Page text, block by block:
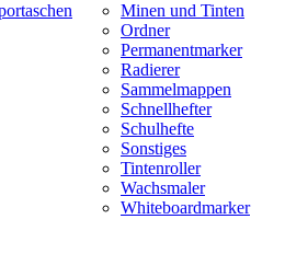
Minen und Tinten
Ordner
Permanentmarker
Radierer
Sammelmappen
Schnellhefter
Schulhefte
Sonstiges
Tintenroller
Wachsmaler
Whiteboardmarker